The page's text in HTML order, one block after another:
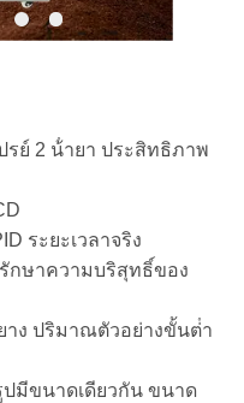
รย์ 2 น้ํายา ประสิทธิภาพ
ระยะเวลาจริง
กษาความบริสุทธิ์ของ
ง ปริมาณตัวอย่างขั้นต่ํา
มีขนาดเดียวกัน ขนาด